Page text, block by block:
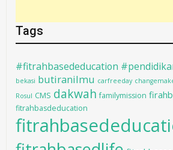
Tags
#fitrahbasededucation
bekasi butiranilmu carfreeday
Rosul CMS dakwah familymission
fitrahbasdeducation